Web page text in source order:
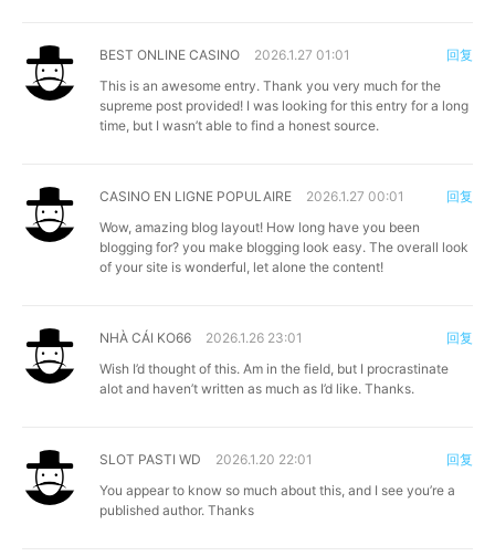
BEST ONLINE CASINO
2026.1.27 01:01
This is an awesome entry. Thank you very much for the
supreme post provided! I was looking for this entry for a long
time, but I wasn’t able to find a honest source.
回复
CASINO EN LIGNE POPULAIRE
2026.1.27 00:01
Wow, amazing blog layout! How long have you been
blogging for? you make blogging look easy. The overall look
of your site is wonderful, let alone the content!
回复
NHÀ CÁI KO66
2026.1.26 23:01
Wish I’d thought of this. Am in the field, but I procrastinate
alot and haven’t written as much as I’d like. Thanks.
回复
SLOT PASTI WD
2026.1.20 22:01
You appear to know so much about this, and I see you’re a
published author. Thanks
回复